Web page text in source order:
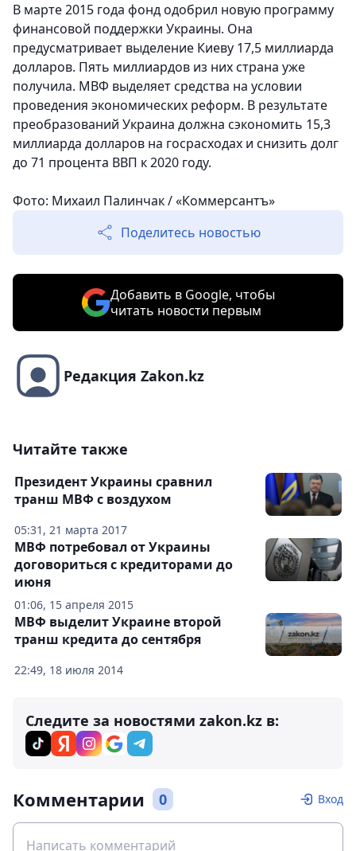
В марте 2015 года фонд одобрил новую программу
финансовой поддержки Украины. Она
предусматривает выделение Киеву 17,5 миллиарда
долларов. Пять миллиардов из них страна уже
получила. МВФ выделяет средства на условии
проведения экономических реформ. В результате
преобразований Украина должна сэкономить 15,3
миллиарда долларов на госрасходах и снизить долг
до 71 процента ВВП к 2020 году.
Фото: Михаил Палинчак / «Коммерсантъ»
Поделитесь новостью
Добавить в Google, чтобы
читать новости первым
Редакция Zakon.kz
Читайте также
05:31, 21 марта 2017
Президент Украины сравнил
транш МВФ с воздухом
01:06, 15 апреля 2015
МВФ потребовал от Украины
договориться с кредиторами до
июня
22:49, 18 июля 2014
МВФ выделит Украине второй
транш кредита до сентября
Следите за новостями zakon.kz в:
Комментарии 0 Вход